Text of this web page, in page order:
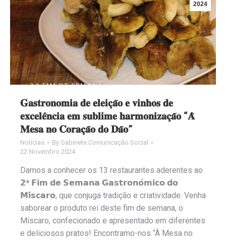
2024
𝐆𝐚𝐬𝐭𝐫𝐨𝐧𝐨𝐦𝐢𝐚 𝐝𝐞 𝐞𝐥𝐞𝐢𝐜̧𝐚̃𝐨 𝐞 𝐯𝐢𝐧𝐡𝐨𝐬 𝐝𝐞
𝐞𝐱𝐜𝐞𝐥𝐞̂𝐧𝐜𝐢𝐚 𝐞𝐦 𝐬𝐮𝐛𝐥𝐢𝐦𝐞 𝐡𝐚𝐫𝐦𝐨𝐧𝐢𝐳𝐚𝐜̧𝐚̃𝐨 “𝐀̀
𝐌𝐞𝐬𝐚 𝐧𝐨 𝐂𝐨𝐫𝐚𝐜̧𝐚̃𝐨 𝐝𝐨 𝐃𝐚̃𝐨”
Notícias By Gabinete Comunicação Social
22 Novembro 2024
Damos a conhecer os 13 restaurantes aderentes ao
𝟮ª 𝗙𝗶𝗺 𝗱𝗲 𝗦𝗲𝗺𝗮𝗻𝗮 𝗚𝗮𝘀𝘁𝗿𝗼𝗻𝗼́𝗺𝗶𝗰𝗼 𝗱𝗼
𝗠𝗶́𝘀𝗰𝗮𝗿𝗼, que conjuga tradição e criatividade. Venha
saborear o produto rei deste fim de semana, o
Míscaro, confecionado e apresentado em diferentes
e deliciosos pratos! Encontramo-nos “À Mesa no